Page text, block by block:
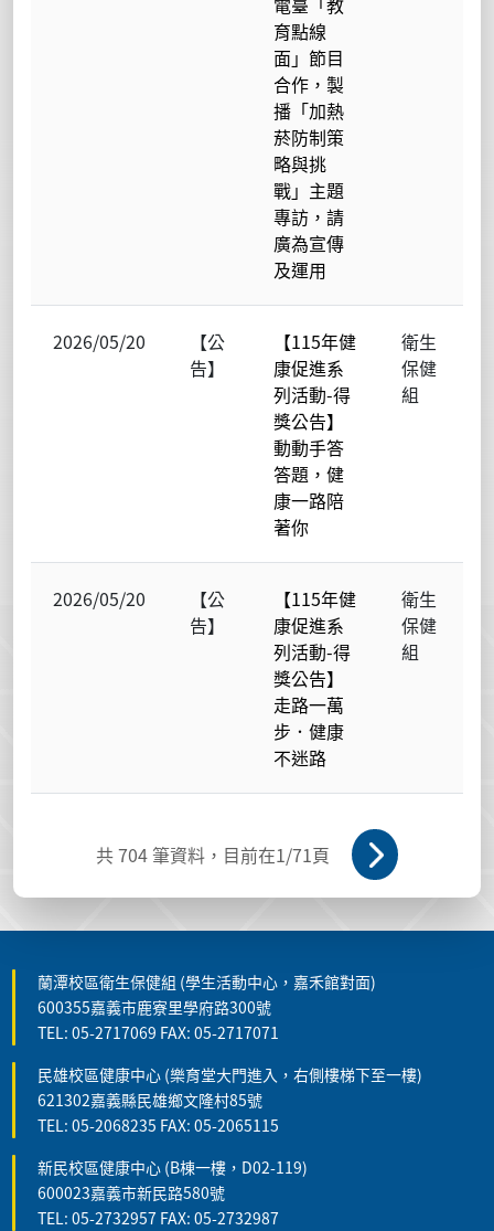
育點線
面」節目
合作，製
播「加熱
菸防制策
略與挑
戰」主題
專訪，請
廣為宣傳
及運用
2026/05/20
【公
告】
【115年健
康促進系
列活動-得
獎公告】
動動手答
答題，健
康一路陪
著你
衛生
保健
組
2026/05/20
【公
告】
【115年健
康促進系
列活動-得
獎公告】
走路一萬
步．健康
不迷路
衛生
保健
組
共704 筆資料，目前在1/71頁
蘭潭校區衛生保健組 (學生活動中心，嘉禾館對面)
600355嘉義市鹿寮里學府路300號
TEL: 05-2717069 FAX: 05-2717071
民雄校區健康中心 (樂育堂大門進入，右側樓梯下至一樓)
621302嘉義縣民雄鄉文隆村85號
TEL: 05-2068235 FAX: 05-2065115
新民校區健康中心 (B棟一樓，D02-119)
600023嘉義市新民路580號
TEL: 05-2732957 FAX: 05-2732987